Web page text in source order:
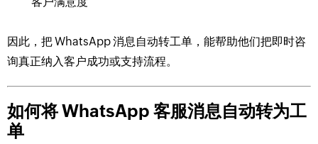
因此，把 WhatsApp 消息自动转工单，能帮助他们把即时咨
询真正纳入客户成功或支持流程。
如何将 WhatsApp 客服消息自动转为工
单